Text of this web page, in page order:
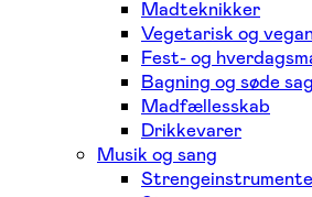
Madteknikker
Vegetarisk og
Fest- og
Bagning og søde
Madfællesskab
Drikkevarer
Musik og sang